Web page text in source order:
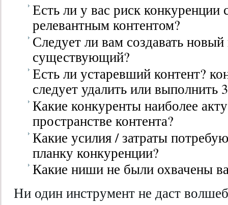
Есть ли у вас риск
релевантным контентом?
Следует ли вам создавать
существующий?
Есть ли устаревший контент?
следует удалить или выполнить
Какие конкуренты наиболее
пространстве контента?
Какие усилия / затраты
планку конкуренции?
Какие ниши не были охвачены
Ни один инструмент не даст